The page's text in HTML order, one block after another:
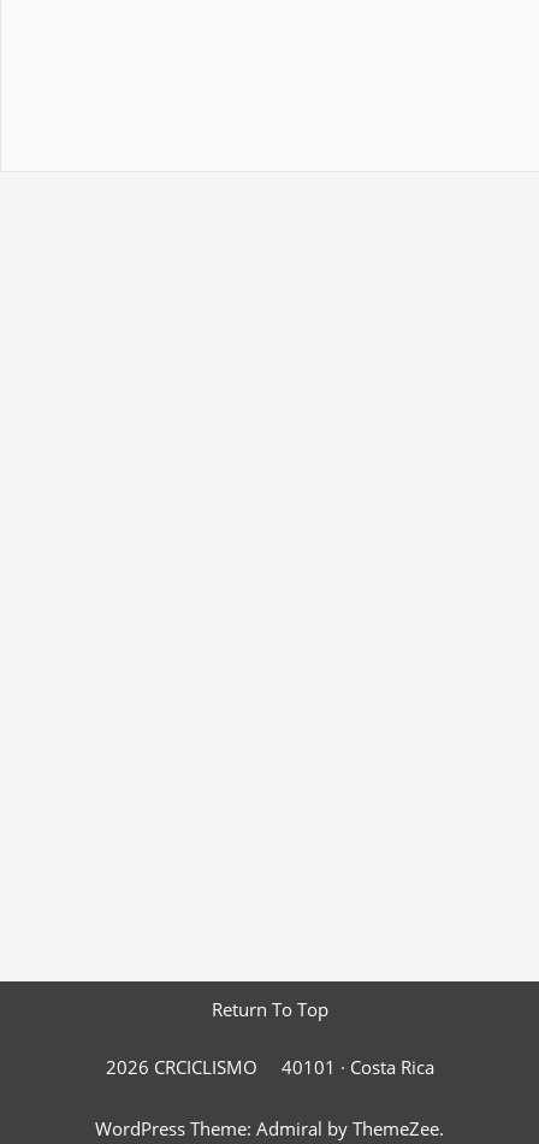
Return To Top
2026 CRCICLISMO 40101 · Costa Rica
WordPress Theme: Admiral by ThemeZee.